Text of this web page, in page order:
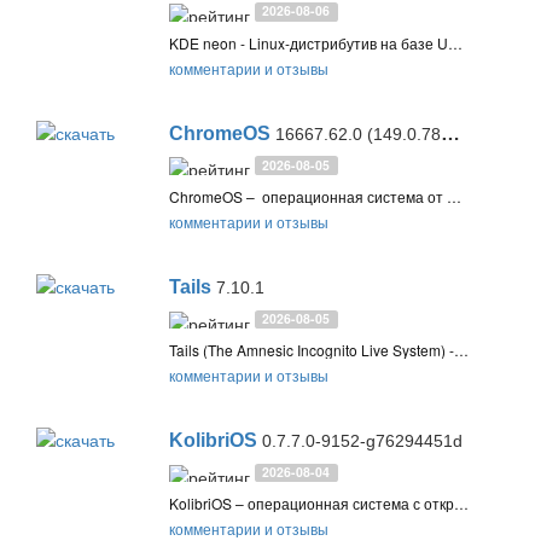
2026-08-06
KDE neon - Linux-дистрибутив на базе Ubuntu и загрузочный DVD, включающий среду рабочего стола KDE Plasma и другие программные продукты сообщества KDE
комментарии и отзывы
ChromeOS 16667.62.0 (149.0.7827.238) Stable / 16733.40.0 (151.0.7922.104) Beta / 16733.12.0 (151.0.7922.14) Dev
2026-08-05
ChromeOS – операционная система от Google, основанная на открытой операционной системе Сhromium OS, ядре Linux и ориентированная на онлайн сервисы и работу в браузере Google Chrome
комментарии и отзывы
Tails 7.10.1
2026-08-05
Tails (The Amnesic Incognito Live System) - операционная система с открытым исходным кодом на ядре Linux с акцентом на приватность и анонимность в Интернете. Система основана на дистрибутиве Debian GNU/Linux и использует технологии Tor
комментарии и отзывы
KolibriOS 0.7.7.0-9152-g76294451d
2026-08-04
KolibriOS – операционная система с открытым исходным кодом, написанная полностью на языке ассемблера. Система включает более сотни программ для повседневных задач и распространяется как загрузочный Live CD или образ USB/HDD
комментарии и отзывы